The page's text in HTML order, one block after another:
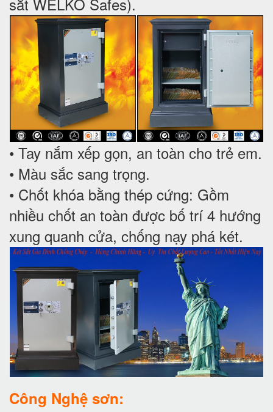
• Tay nắm xếp gọn, an toàn cho trẻ em.
• Màu sắc sang trọng.
• Chốt khóa bằng thép cứng: Gồm
nhiều chốt an toàn được bố trí 4 hướng
xung quanh cửa, chống nạy phá két.
Công Nghệ sơn: